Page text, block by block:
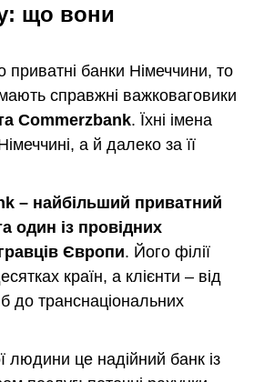
що вони
банки Німеччини, то
справжні важковаговики
Commerzbank. Їхні імена
а й далеко за її
– найбільший приватний
один із провідних
Європи. Його філії
країн, а клієнти – від
до транснаціональних
людини це надійний банк із